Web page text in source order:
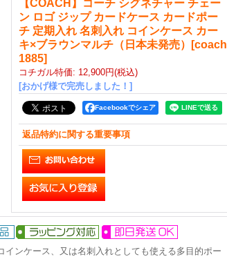
【COACH】コーチ シグネチャー チェー
ン ロゴ ジップ カードケース カードポー
チ 定期入れ 名刺入れ コインケース カー
キ×ブラウンマルチ（日本未発売）
[coach
1885]
コチガル特価: 12,900円(税込)
[おかげ様で完売しました！]
Facebookでシェア
返品特約に関する重要事項
ンケース、又は名刺入れとしても使える多目的ポー